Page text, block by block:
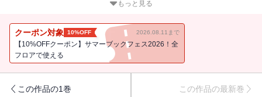
も爆発を起こした人間は、まさかの王女・ファルだった!?優秀な農民
最強農民ファンタジー! 堂々の完結巻!!
もっと見る
クーポン対象 10%OFF 2026.08.11まで
【10%OFFクーポン】サマーブックフェス2026！全
フロアで使える
この作品の1巻 この作品の最新巻